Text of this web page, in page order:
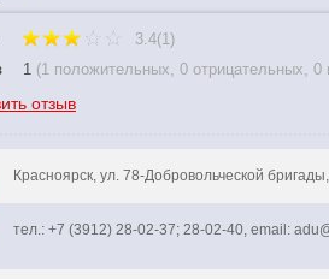
3.4(1)
1 (1 положительных, 0 отрицательных, 0
отзыв
Красноярск, ул. 78-Добровольческой
тел.: +7 (3912) 28-02-37; 28-02-40, email: